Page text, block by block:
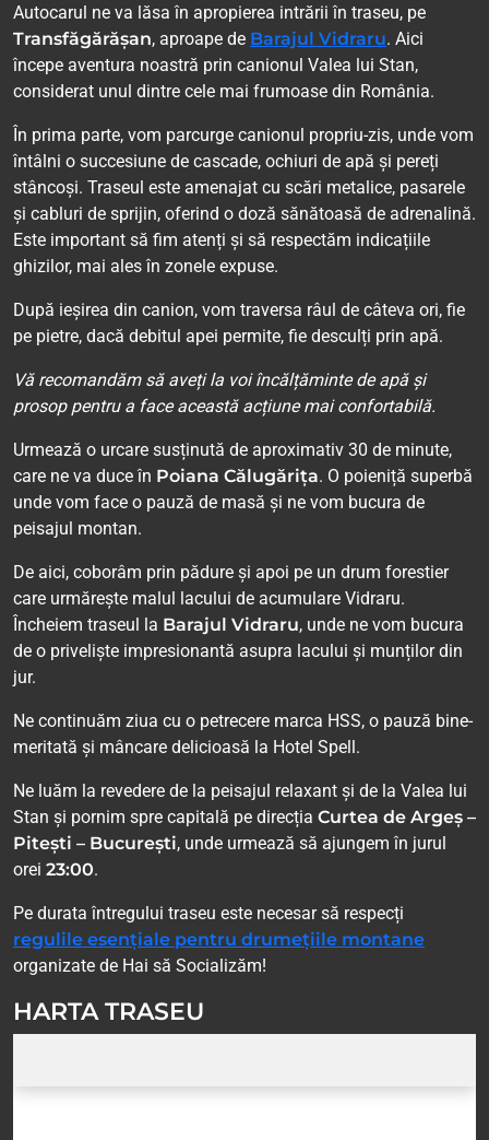
Autocarul ne va lăsa în apropierea intrării în traseu, pe
Transfăgărășan, aproape de Barajul Vidraru. Aici
începe aventura noastră prin canionul Valea lui Stan,
considerat unul dintre cele mai frumoase din România.
În prima parte, vom parcurge canionul propriu-zis, unde vom
întâlni o succesiune de cascade, ochiuri de apă și pereți
stâncoși. Traseul este amenajat cu scări metalice, pasarele
și cabluri de sprijin, oferind o doză sănătoasă de adrenalină.
Este important să fim atenți și să respectăm indicațiile
ghizilor, mai ales în zonele expuse.
După ieșirea din canion, vom traversa râul de câteva ori, fie
pe pietre, dacă debitul apei permite, fie desculți prin apă.
Vă recomandăm să aveți la voi încălțăminte de apă și
prosop pentru a face această acțiune mai confortabilă.
Urmează o urcare susținută de aproximativ 30 de minute,
care ne va duce în Poiana Călugărița. O poieniță superbă
unde vom face o pauză de masă și ne vom bucura de
peisajul montan.
De aici, coborâm prin pădure și apoi pe un drum forestier
care urmărește malul lacului de acumulare Vidraru.
Încheiem traseul la Barajul Vidraru, unde ne vom bucura
de o priveliște impresionantă asupra lacului și munților din
jur.
Ne continuăm ziua cu o petrecere marca HSS, o pauză bine-
meritată și mâncare delicioasă la Hotel Spell.
Ne luăm la revedere de la peisajul relaxant și de la Valea lui
Stan și pornim spre capitală pe direcția Curtea de Argeș –
Pitești – București, unde urmează să ajungem în jurul
orei 23:00.
Pe durata întregului traseu este necesar să respecți
regulile esențiale pentru drumețiile montane
organizate de Hai să Socializăm!
HARTA TRASEU